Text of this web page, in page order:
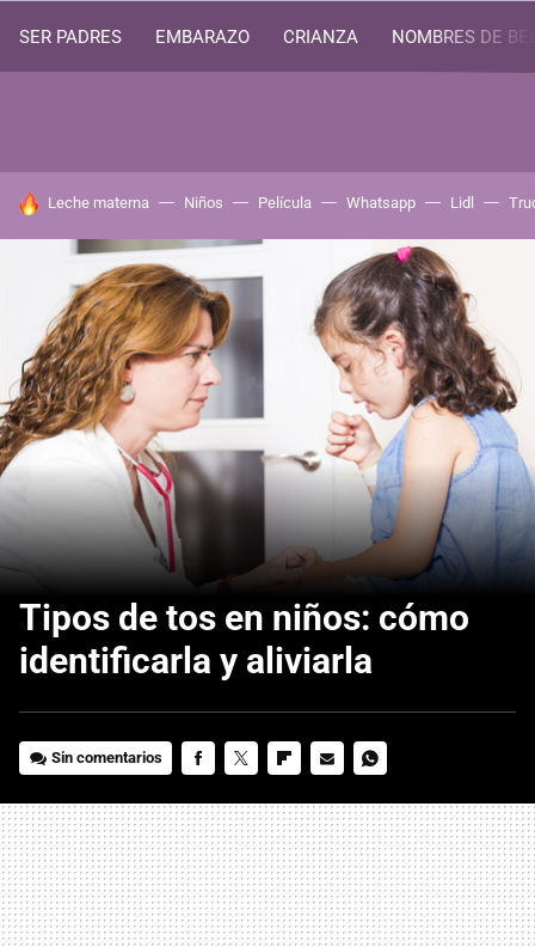
SER PADRES EMBARAZO CRIANZA NOMBRES DE
HOY SE HABLA DE
Leche materna Niños Película Whatsapp Lidl
Tipos de tos en niños: cómo
identificarla y aliviarla
Sin comentarios
MAIL